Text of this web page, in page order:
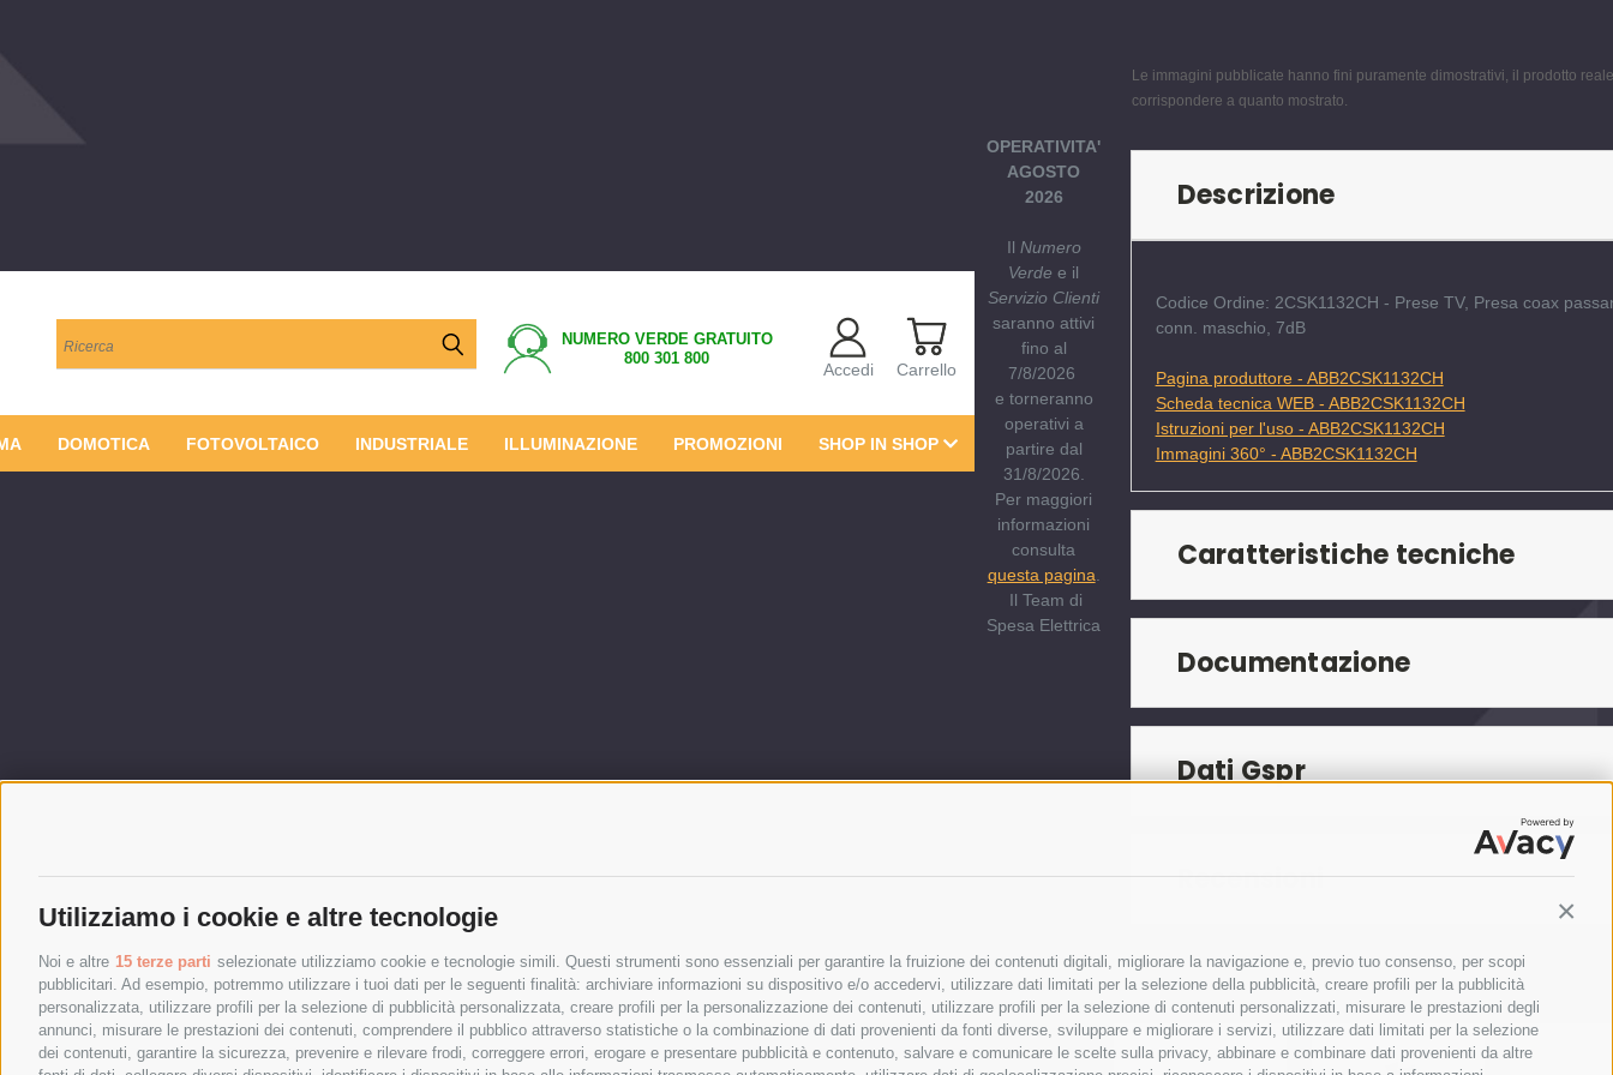
Utilizziamo i cookie e altre tecnologie
Noi e altre 15 terze parti selezionate utilizziamo cookie e tecnologie simili. Questi strumenti sono essenziali per garantire la fruizione dei contenuti digitali, migliorare la navigazione e, previo tuo consenso, per scopi
pubblicitari. Ad esempio, potremmo utilizzare i tuoi dati per le seguenti finalità: archiviare informazioni su dispositivo e/o accedervi, utilizzare dati limitati per la selezione della pubblicità, creare profili per la pubblicità
personalizzata, utilizzare profili per la selezione di pubblicità personalizzata, creare profili per la personalizzazione dei contenuti, utilizzare profili per la selezione di contenuti personalizzati, misurare le prestazioni degli
annunci, misurare le prestazioni dei contenuti, comprendere il pubblico attraverso statistiche o la combinazione di dati provenienti da fonti diverse, sviluppare e migliorare i servizi, utilizzare dati limitati per la selezione
dei contenuti, garantire la sicurezza, prevenire e rilevare frodi, correggere errori, erogare e presentare pubblicità e contenuto, salvare e comunicare le scelte sulla privacy, abbinare e combinare dati provenienti da altre
Cerca
NUMERO VERDE GRATUITO
800 301 800
Carrello
Accedi
DOMOTICA FOTOVOLTAICO INDUSTRIALE ILLUMINAZIONE PROMOZIONI SHOP IN SHOP
OPERATIVITA'
AGOSTO
2026
Il Numero
Verde e il
Servizio Clienti
saranno attivi
fino al
7/8/2026
e torneranno
operativi a
partire dal
31/8/2026.
Per maggiori
informazioni
consulta
questa pagina
Il Team di
Spesa Elettrica
Le immagini pubblicate hanno fini puramente dimostrativi, il prodotto
corrispondere a quanto mostrato.
Descrizione
Codice Ordine: 2CSK1132CH - Prese TV, Presa coax
conn. maschio, 7dB
Pagina produttore - ABB2CSK1132CH
Scheda tecnica WEB - ABB2CSK1132CH
Istruzioni per l'uso - ABB2CSK1132CH
Immagini 360° - ABB2CSK1132CH
Caratteristiche tecniche
Documentazione
Dati Gspr
Recensioni
PRODOTTI CORRELATI